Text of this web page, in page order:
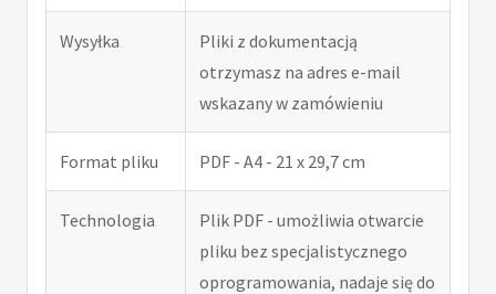
Wysyłka
Pliki z dokumentacją
otrzymasz na adres e-mail
wskazany w zamówieniu
Format pliku PDF - A4 - 21 x 29,7 cm
Technologia
Plik PDF - umożliwia otwarcie
pliku bez specjalistycznego
oprogramowania, nadaje się do